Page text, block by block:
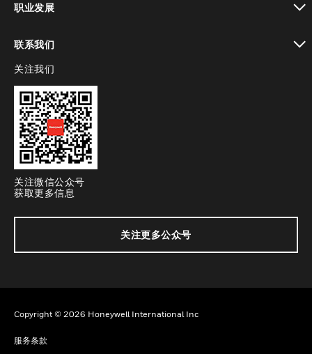
职业发展
联系我们
toggle view
关注我们
关注微信公众号
获取更多信息
关注更多公众号
Copyright © 2026 Honeywell International Inc
服务条款